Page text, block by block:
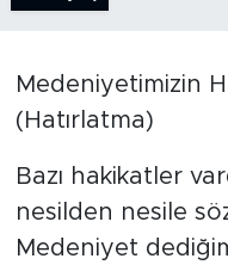
Medeniyetimizin
(Hatırlatma)
Bazı hakikatler
nesilden nesile
Medeniyet
RÖPÖRTAJ
ANALİZ
NOSTALJİ